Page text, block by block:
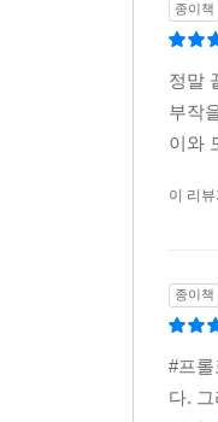
9년 만에
종이책
정말
부작
이와
이 리
종이책
#프
다.